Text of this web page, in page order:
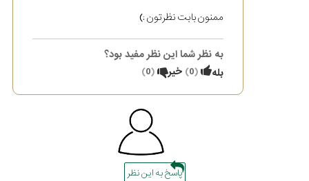
ممنون بابت نظرتون :)
به نظر شما این نظر مفید بود؟
بله
(
0
) خیر (
0
)
پاسخ به این نظر